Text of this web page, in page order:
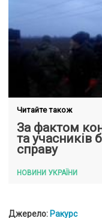
Читайте також
За фактом
та учасників
справу
НОВИНИ УКРАЇНИ
Джерело: Ракурс